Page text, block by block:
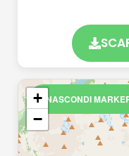
NASCONDI
+
−